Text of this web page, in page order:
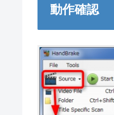
動作確認